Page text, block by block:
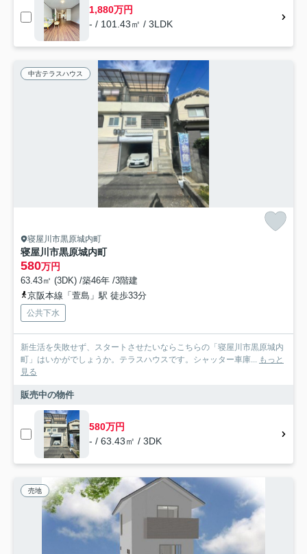
1,880万円
- / 101.43㎡ / 3LDK
中古テラスハウス
寝屋川市黒原城内町
寝屋川市黒原城内町
580万円
63.43㎡ (3DK) /築46年 /3階建
京阪本線「萱島」駅 徒歩33分
公共下水
新生活を失敗せず、スタートさせたいならこちらの「寝屋川市黒原城内
町」はいかがでしょうか。テラスハウスです。シャッター車庫... もっと
見る
販売中の物件
580万円
- / 63.43㎡ / 3DK
売地